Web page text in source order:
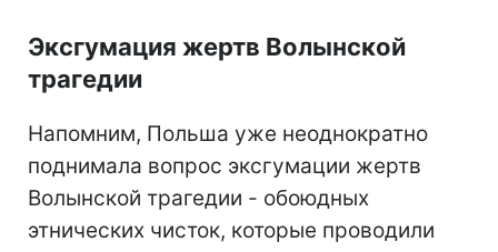
Эксгумация жертв Волынской
трагедии
Напомним, Польша уже неоднократно
поднимала вопрос эксгумации жертв
Волынской трагедии - обоюдных
этнических чисток, которые проводили